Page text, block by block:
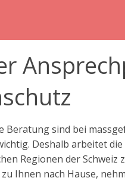
Beratung sind bei
Deshalb arbeitet die
Regionen der Schweiz
Ihnen nach Hause,